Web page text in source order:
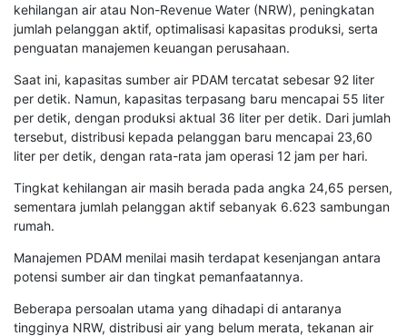
kehilangan air atau Non-Revenue Water (NRW), peningkatan
jumlah pelanggan aktif, optimalisasi kapasitas produksi, serta
penguatan manajemen keuangan perusahaan.
Saat ini, kapasitas sumber air PDAM tercatat sebesar 92 liter
per detik. Namun, kapasitas terpasang baru mencapai 55 liter
per detik, dengan produksi aktual 36 liter per detik. Dari jumlah
tersebut, distribusi kepada pelanggan baru mencapai 23,60
liter per detik, dengan rata-rata jam operasi 12 jam per hari.
Tingkat kehilangan air masih berada pada angka 24,65 persen,
sementara jumlah pelanggan aktif sebanyak 6.623 sambungan
rumah.
Manajemen PDAM menilai masih terdapat kesenjangan antara
potensi sumber air dan tingkat pemanfaatannya.
Beberapa persoalan utama yang dihadapi di antaranya
tingginya NRW, distribusi air yang belum merata, tekanan air